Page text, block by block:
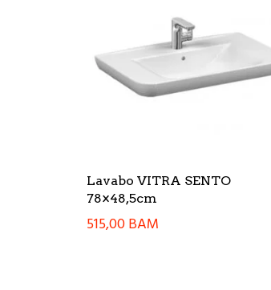
Lavabo VITRA SENTO
78×48,5cm
515,00BAM